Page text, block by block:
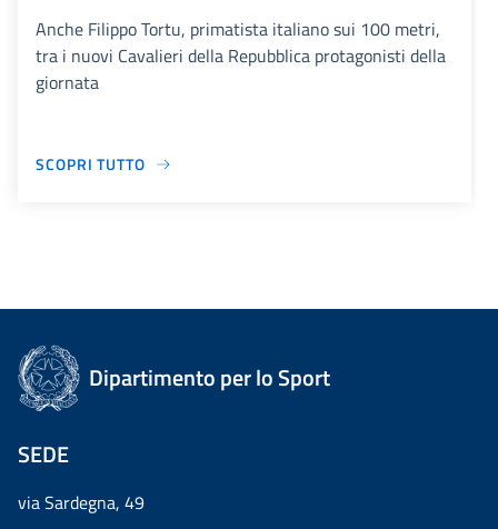
Anche Filippo Tortu, primatista italiano sui 100 metri,
tra i nuovi Cavalieri della Repubblica protagonisti della
giornata
SCOPRI TUTTO
Dipartimento per lo Sport
SEDE
via Sardegna, 49